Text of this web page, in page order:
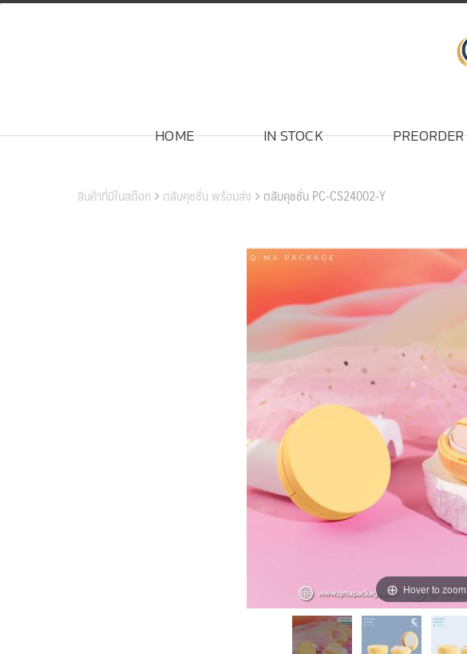
Skip
HOME IN STOCK PREORDER
สินค้าที่มีในสต๊อก ตลับคุชชั่น พร้อมส่ง ตลับคุชชั่น PC-CS24002-Y
Hover to zoom